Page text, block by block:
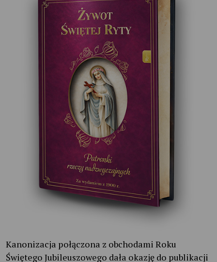
Kanonizacja połączona z obchodami Roku
Świętego Jubileuszowego dała okazję do publikacji